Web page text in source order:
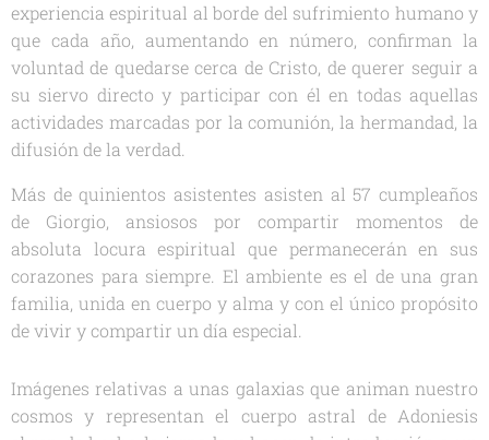
experiencia espiritual al borde del sufrimiento humano y
que cada año, aumentando en número, confirman la
voluntad de quedarse cerca de Cristo, de querer seguir a
su siervo directo y participar con él en todas aquellas
actividades marcadas por la comunión, la hermandad, la
difusión de la verdad.
Más de quinientos asistentes asisten al 57 cumpleaños
de Giorgio, ansiosos por compartir momentos de
absoluta locura espiritual que permanecerán en sus
corazones para siempre. El ambiente es el de una gran
familia, unida en cuerpo y alma y con el único propósito
de vivir y compartir un día especial.
Imágenes relativas a unas galaxias que animan nuestro
cosmos y representan el cuerpo astral de Adoniesis